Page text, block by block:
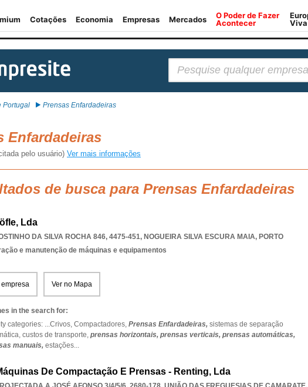
Portugal Prensas Enfardadeiras
Enfardadeiras
pelo usuário) Ver mais informações
de busca para Prensas Enfardadeiras
Lda
DA SILVA ROCHA 846, 4475-451, NOGUEIRA SILVA ESCURA MAIA, PORTO
e manutenção de máquinas e equipamentos
empresa Ver no Mapa
in the search for:
categories: ...Crivos, Compactadores, Prensas Enfardadeiras, sistemas de separação
custos de transporte, prensas horizontais, prensas verticais, prensas automáticas,
manuais, estações...
De Compactação E Prensas - Renting, Lda